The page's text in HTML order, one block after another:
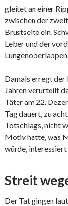
gleitet an einer
zwischen der
Brustseite ein.
Leber und der
Damals erregt der
Jahren verurteilt
Täter am 22.
Tag dauert, zu
Totschlags, nicht
Motiv hatte, was
würde,
Streit
Der Tat gingen